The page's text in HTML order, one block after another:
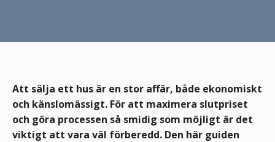
Att sälja ett hus är en stor affär, både ekonomiskt
och känslomässigt. För att maximera slutpriset
och göra processen så smidig som möjligt är det
viktigt att vara väl förberedd. Den här guiden